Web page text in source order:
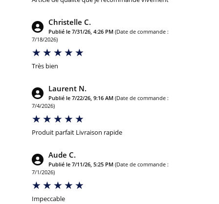
Christelle C.
Publié le 7/31/26, 4:26 PM (Date de commande :
7/18/2026)
Très bien
Laurent N.
Publié le 7/22/26, 9:16 AM (Date de commande :
7/4/2026)
Produit parfait Livraison rapide
Aude C.
Publié le 7/11/26, 5:25 PM (Date de commande :
7/1/2026)
Impeccable